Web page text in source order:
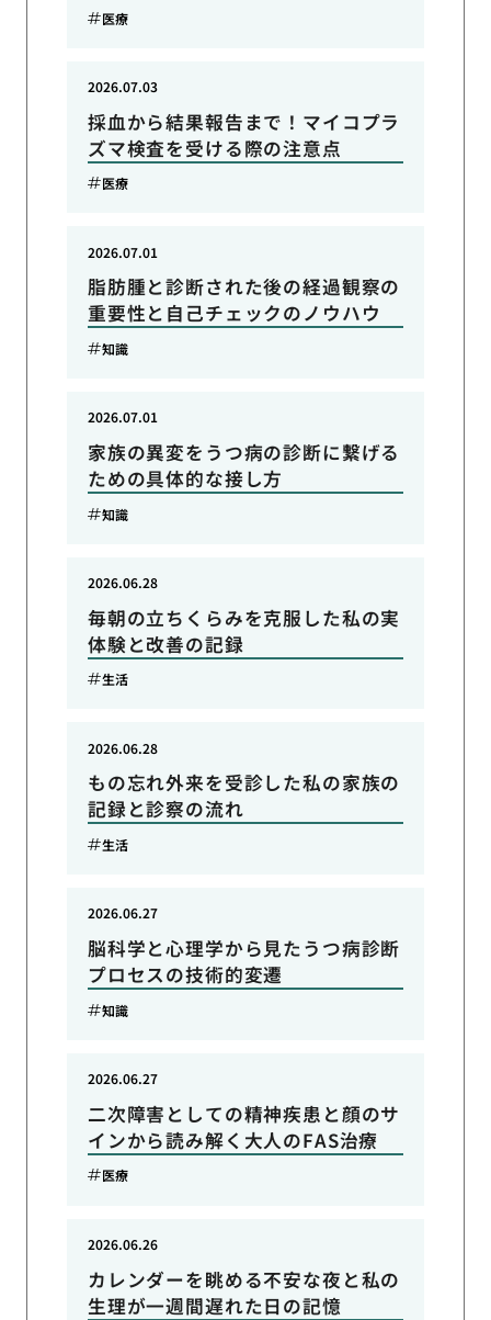
医療
採血から結果報告まで！マイコプラ
ズマ検査を受ける際の注意点
2026.07.03
医療
脂肪腫と診断された後の経過観察の
重要性と自己チェックのノウハウ
2026.07.01
知識
家族の異変をうつ病の診断に繋げる
ための具体的な接し方
2026.07.01
知識
毎朝の立ちくらみを克服した私の実
体験と改善の記録
2026.06.28
生活
もの忘れ外来を受診した私の家族の
記録と診察の流れ
2026.06.28
生活
脳科学と心理学から見たうつ病診断
プロセスの技術的変遷
2026.06.27
知識
二次障害としての精神疾患と顔のサ
インから読み解く大人のFAS治療
2026.06.27
医療
カレンダーを眺める不安な夜と私の
生理が一週間遅れた日の記憶
2026.06.26